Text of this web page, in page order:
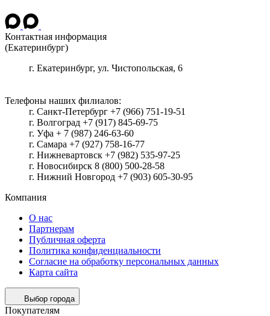
Контактная информация
(Екатеринбург)
г. Екатеринбург, ул. Чистопольская, 6
Телефоны наших филиалов:
г. Санкт-Петербург +7 (966) 751-19-51
г. Волгоград +7 (917) 845-69-75
г. Уфа + 7 (987) 246-63-60
г. Самара +7 (927) 758-16-77
г. Нижневартовск +7 (982) 535-97-25
г. Новосибирск 8 (800) 500-28-58
г. Нижний Новгород +7 (903) 605-30-95
Компания
О нас
Партнерам
Публичная оферта
Политика конфиденциальности
Согласие на обработку персональных данных
Карта сайта
Выбор города
Покупателям